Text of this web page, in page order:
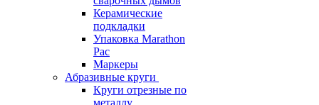
Керамические
подкладки
Упаковка Marathon
Pac
Маркеры
Абразивные круги
Круги отрезные по
металлу